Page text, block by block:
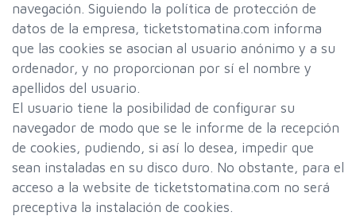
navegación. Siguiendo la política de protección de
datos de la empresa, ticketstomatina.com informa
que las cookies se asocian al usuario anónimo y a su
ordenador, y no proporcionan por sí el nombre y
apellidos del usuario.
El usuario tiene la posibilidad de configurar su
navegador de modo que se le informe de la recepción
de cookies, pudiendo, si así lo desea, impedir que
sean instaladas en su disco duro. No obstante, para el
acceso a la website de ticketstomatina.com no será
preceptiva la instalación de cookies.